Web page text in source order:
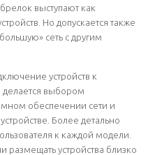
выступают как
Но допускается также
сеть с другим
устройств к
делается выбором
обеспечении сети и
Более детально
к каждой модели.
размещать устройства близко